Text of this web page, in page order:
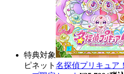
特典対象
ピネット 名探偵プリキュア